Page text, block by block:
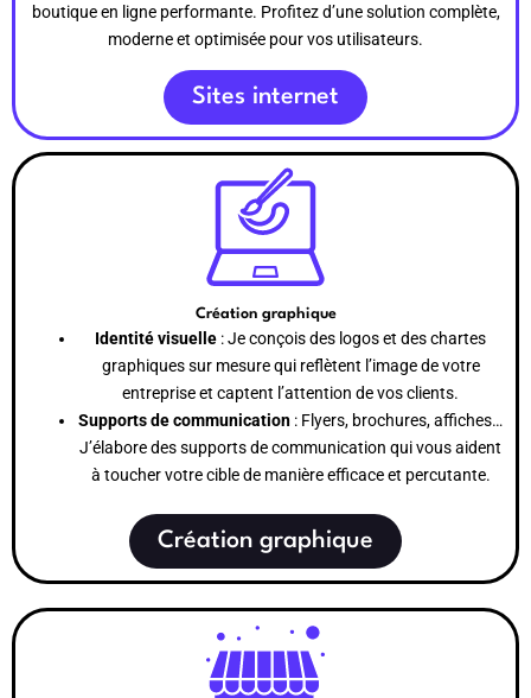
boutique en ligne performante. Profitez d’une solution complète,
moderne et optimisée pour vos utilisateurs.
Sites internet
Création graphique
Identité visuelle : Je conçois des logos et des chartes
graphiques sur mesure qui reflètent l’image de votre
entreprise et captent l’attention de vos clients.
Supports de communication : Flyers, brochures, affiches…
J’élabore des supports de communication qui vous aident
à toucher votre cible de manière efficace et percutante.
Création graphique